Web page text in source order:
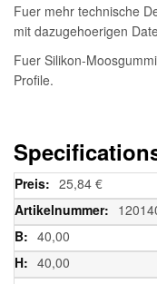
Fuer mehr technische
mit dazugehoerigen
Fuer Silikon-
Profile.
Weitere
Informationen
25,84 €
40,00
40,00